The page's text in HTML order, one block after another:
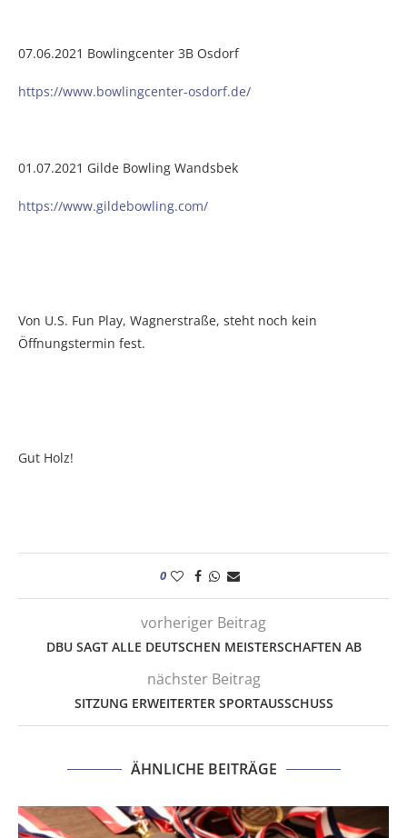
07.06.2021 Bowlingcenter 3B Osdorf
https://www.bowlingcenter-osdorf.de/
01.07.2021 Gilde Bowling Wandsbek
https://www.gildebowling.com/
Von U.S. Fun Play, Wagnerstraße, steht noch kein
Öffnungstermin fest.
Gut Holz!
0
vorheriger Beitrag
DBU SAGT ALLE DEUTSCHEN MEISTERSCHAFTEN AB
nächster Beitrag
SITZUNG ERWEITERTER SPORTAUSSCHUSS
ÄHNLICHE BEITRÄGE